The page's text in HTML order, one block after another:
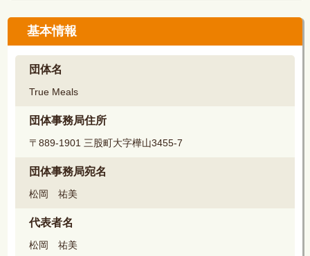
基本情報
団体名
True Meals
団体事務局住所
〒889-1901 三股町大字樺山3455-7
団体事務局宛名
松岡 祐美
代表者名
松岡 祐美